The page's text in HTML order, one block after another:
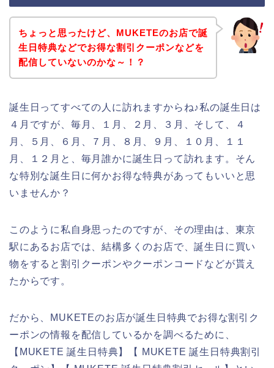
ちょっと思ったけど、MUKETEのお店で誕
生日特典などでお得な割引クーポンなどを
配信していないのかな～！？
誕生日ってすべての人に訪れますからね♪私の誕生日は
４月ですが、毎月、１月、２月、３月、そして、４
月、５月、６月、７月、８月、９月、１０月、１１
月、１２月と、毎月誰かに誕生日って訪れます。そん
な特別な誕生日に何かお得な特典があってもいいと思
いませんか？
このように私自身思ったのですが、その理由は、東京
駅にあるお店では、結構多くのお店で、誕生日に買い
物をすると割引クーポンやクーポンコードなどが貰え
たからです。
だから、MUKETEのお店が誕生日特典でお得な割引ク
ーポンの情報を配信しているかを調べるために、
【MUKETE 誕生日特典】【 MUKETE 誕生日特典割引